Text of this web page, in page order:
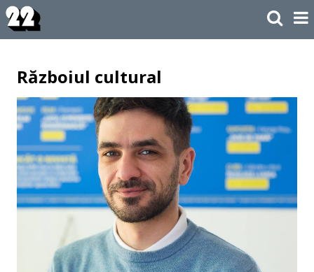
Războiul cultural